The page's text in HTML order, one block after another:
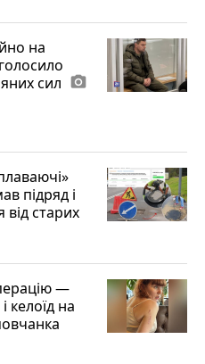
на
сил photo_camera
підряд і
від старих
—
келоїд на